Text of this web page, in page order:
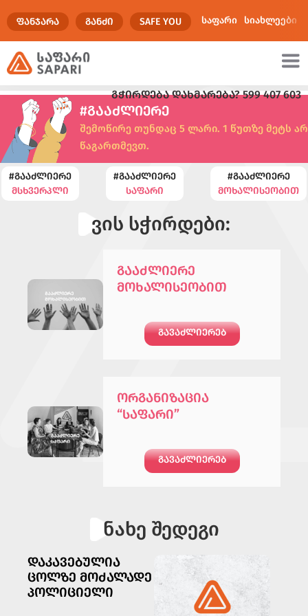
ᲤᲐᲜᲯᲐᲠᲐ ᲒᲐᲜᲫᲘ SAFE YOU საფარი სიახლეები
ᲒᲭᲘᲠᲓᲔᲑᲐ ᲓᲐᲮᲛᲐᲠᲔᲑᲐ?599 407 603
#ᲒᲐᲐᲫᲚᲘᲔᲠᲔ
შემოწირე თუნდაც 5 ლარი. 1 წუთზე მეტს არ
წაგართმევთ.
#ᲒᲐᲐᲫᲚᲘᲔᲠᲔ
ᲛᲡᲮᲕᲔᲠᲞᲚᲘ
#ᲒᲐᲐᲫᲚᲘᲔᲠᲔ
ᲡᲐᲤᲐᲠᲘ
#ᲒᲐᲐᲫᲚᲘᲔᲠᲔ
ᲛᲝᲮᲐᲚᲘᲡᲔᲝᲑᲘᲗ
ვის სჭირდები:
ᲒᲐᲐᲫᲚᲘᲔᲠᲔ
ᲛᲝᲮᲐᲚᲘᲡᲔᲝᲑᲘᲗ
ᲒᲐᲕᲐᲫᲚᲘᲔᲠᲔᲑ
ᲝᲠᲒᲐᲜᲘᲖᲐᲪᲘᲐ
“ᲡᲐᲤᲐᲠᲘ”
ᲒᲐᲕᲐᲫᲚᲘᲔᲠᲔᲑ
ნახე შედეგი
ᲓᲐᲙᲐᲕᲔᲑᲣᲚᲘᲐ
ᲪᲝᲚᲖᲔ ᲛᲝᲫᲐᲚᲐᲓᲔ
ᲞᲝᲚᲘᲪᲘᲔᲚᲘ